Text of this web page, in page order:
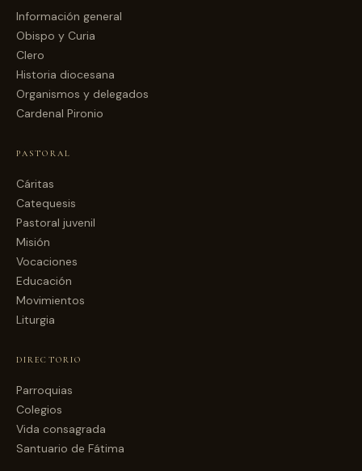
Información general
Obispo y Curia
Clero
Historia diocesana
Organismos y delegados
Cardenal Pironio
PASTORAL
Cáritas
Catequesis
Pastoral juvenil
Misión
Vocaciones
Educación
Movimientos
Liturgia
DIRECTORIO
Parroquias
Colegios
Vida consagrada
Santuario de Fátima